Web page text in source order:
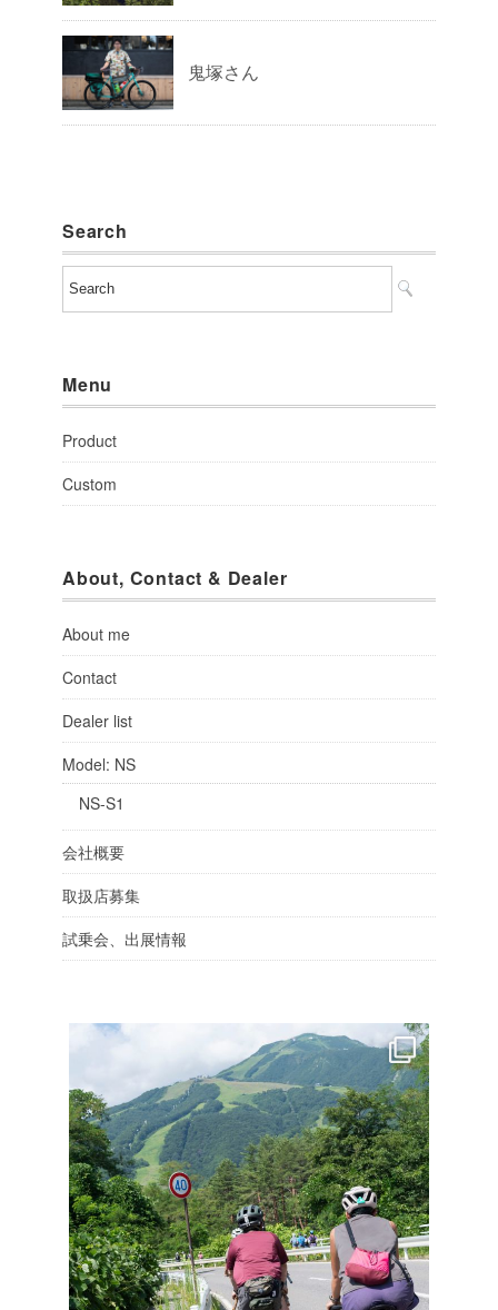
鬼塚さん
Search
Menu
Product
Custom
About, Contact & Dealer
About me
Contact
Dealer list
Model: NS
NS-S1
会社概要
取扱店募集
試乗会、出展情報